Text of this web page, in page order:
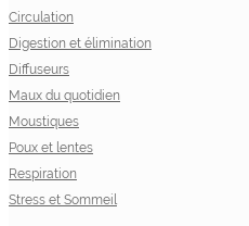
Circulation
Digestion et élimination
Diffuseurs
Maux du quotidien
Moustiques
Poux et lentes
Respiration
Stress et Sommeil